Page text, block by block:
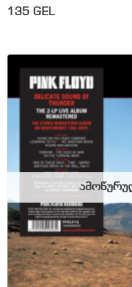
135 GEL